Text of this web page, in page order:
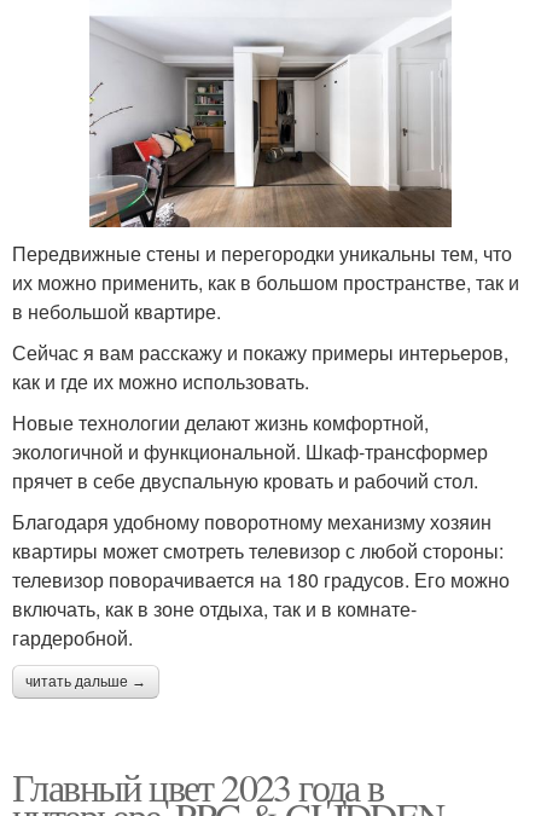
Передвижные стены и перегородки уникальны тем, что
их можно применить, как в большом пространстве, так и
в небольшой квартире.
Сейчас я вам расскажу и покажу примеры интерьеров,
как и где их можно использовать.
Новые технологии делают жизнь комфортной,
экологичной и функциональной. Шкаф-трансформер
прячет в себе двуспальную кровать и рабочий стол.
Благодаря удобному поворотному механизму хозяин
квартиры может смотреть телевизор с любой стороны:
телевизор поворачивается на 180 градусов. Его можно
включать, как в зоне отдыха, так и в комнате-
гардеробной.
читать дальше →
Главный цвет 2023 года в